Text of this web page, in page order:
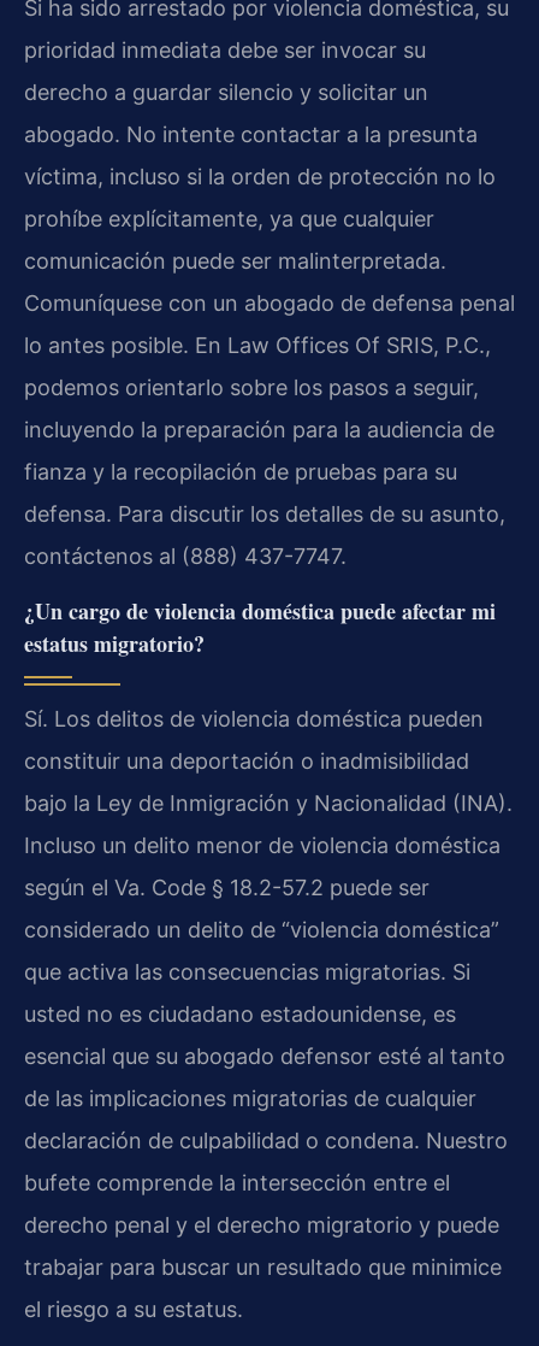
Si ha sido arrestado por violencia doméstica, su
prioridad inmediata debe ser invocar su
derecho a guardar silencio y solicitar un
abogado. No intente contactar a la presunta
víctima, incluso si la orden de protección no lo
prohíbe explícitamente, ya que cualquier
comunicación puede ser malinterpretada.
Comuníquese con un abogado de defensa penal
lo antes posible. En Law Offices Of SRIS, P.C.,
podemos orientarlo sobre los pasos a seguir,
incluyendo la preparación para la audiencia de
fianza y la recopilación de pruebas para su
defensa. Para discutir los detalles de su asunto,
contáctenos al (888) 437-7747.
¿Un cargo de violencia doméstica puede afectar mi
estatus migratorio?
Sí. Los delitos de violencia doméstica pueden
constituir una deportación o inadmisibilidad
bajo la Ley de Inmigración y Nacionalidad (INA).
Incluso un delito menor de violencia doméstica
según el Va. Code § 18.2-57.2 puede ser
considerado un delito de “violencia doméstica”
que activa las consecuencias migratorias. Si
usted no es ciudadano estadounidense, es
esencial que su abogado defensor esté al tanto
de las implicaciones migratorias de cualquier
declaración de culpabilidad o condena. Nuestro
bufete comprende la intersección entre el
derecho penal y el derecho migratorio y puede
trabajar para buscar un resultado que minimice
el riesgo a su estatus.